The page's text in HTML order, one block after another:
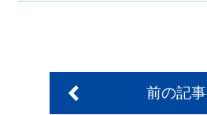
前の記事